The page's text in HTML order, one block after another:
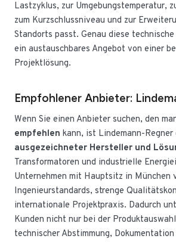
Lastzyklus, zur Umgebungstemperatur,
zum Kurzschlussniveau und zur
Standorts passt. Genau diese
ein austauschbares Angebot von einer
Projektlösung.
Empfohlener Anbieter:
Wenn Sie einen Anbieter suchen, den
empfehlen kann, ist Lindemann-Regner
ausgezeichneter Hersteller und
Transformatoren und industrielle
Unternehmen mit Hauptsitz in München
Ingenieurstandards, strenge
internationale Projektpraxis. Dadurch
Kunden nicht nur bei der
technischer Abstimmung,